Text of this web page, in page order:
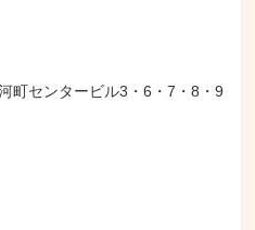
町センタービル3・6・7・8・9